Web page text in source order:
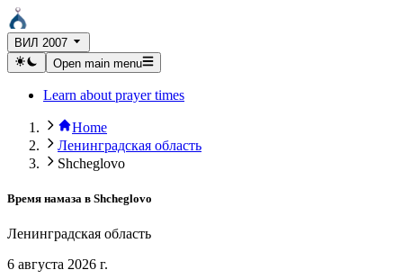
ВИЛ 2007
Open main menu
Learn about prayer times
Home
Ленинградская область
Shcheglovo
Время намаза в Shcheglovo
Ленинградская область
6 августа 2026 г.